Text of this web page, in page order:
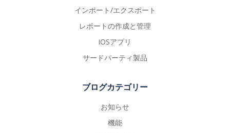
インポート/エクスポート
レポートの作成と管理
iOSアプリ
サードパーティ製品
ブログカテゴリー
お知らせ
機能